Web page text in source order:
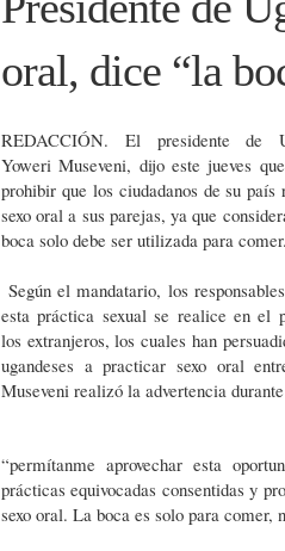
oral, dice “la
REDACCIÓN. El presidente de
Yoweri Museveni, dijo este jueves
prohibir que los ciudadanos de su país
sexo oral a sus parejas, ya que
boca solo debe ser utilizada para comer.
Según el mandatario, los
esta práctica sexual se realice en el
los extranjeros, los cuales han
ugandeses a practicar sexo oral
Museveni realizó la advertencia
“permítanme aprovechar esta
prácticas equivocadas consentidas y
sexo oral. La boca es solo para comer,